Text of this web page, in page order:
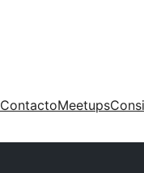
ContactoMeetups